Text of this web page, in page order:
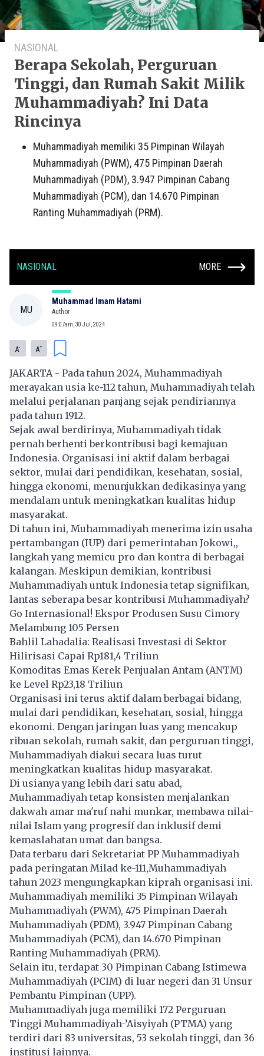
NASIONAL
Berapa Sekolah, Perguruan
Tinggi, dan Rumah Sakit Milik
Muhammadiyah? Ini Data
Rincinya
Muhammadiyah memiliki 35 Pimpinan Wilayah
Muhammadiyah (PWM), 475 Pimpinan Daerah
Muhammadiyah (PDM), 3.947 Pimpinan Cabang
Muhammadiyah (PCM), dan 14.670 Pimpinan
Ranting Muhammadiyah (PRM).
NASIONAL MORE
MU
Muhammad Imam Hatami
Author
09:07am, 30 Jul, 2024
A- A+
JAKARTA - Pada tahun 2024, Muhammadiyah
merayakan usia ke-112 tahun, Muhammadiyah telah
melalui perjalanan panjang sejak pendiriannya
pada tahun 1912.
Sejak awal berdirinya, Muhammadiyah tidak
pernah berhenti berkontribusi bagi kemajuan
Indonesia. Organisasi ini aktif dalam berbagai
sektor, mulai dari pendidikan, kesehatan, sosial,
hingga ekonomi, menunjukkan dedikasinya yang
mendalam untuk meningkatkan kualitas hidup
masyarakat.
Di tahun ini, Muhammadiyah menerima izin usaha
pertambangan (IUP) dari pemerintahan Jokowi,,
langkah yang memicu pro dan kontra di berbagai
kalangan. Meskipun demikian, kontribusi
Muhammadiyah untuk Indonesia tetap signifikan,
lantas seberapa besar kontribusi Muhammadiyah?
Go Internasional! Ekspor Produsen Susu Cimory
Melambung 105 Persen
Bahlil Lahadalia: Realisasi Investasi di Sektor
Hilirisasi Capai Rp181,4 Triliun
Komoditas Emas Kerek Penjualan Antam (ANTM)
ke Level Rp23,18 Triliun
Organisasi ini terus aktif dalam berbagai bidang,
mulai dari pendidikan, kesehatan, sosial, hingga
ekonomi. Dengan jaringan luas yang mencakup
ribuan sekolah, rumah sakit, dan perguruan tinggi,
Muhammadiyah diakui secara luas turut
meningkatkan kualitas hidup masyarakat.
Di usianya yang lebih dari satu abad,
Muhammadiyah tetap konsisten menjalankan
dakwah amar ma'ruf nahi munkar, membawa nilai-
nilai Islam yang progresif dan inklusif demi
kemaslahatan umat dan bangsa.
Data terbaru dari Sekretariat PP Muhammadiyah
pada peringatan Milad ke-111,Muhammadiyah
tahun 2023 mengungkapkan kiprah organisasi ini.
Muhammadiyah memiliki 35 Pimpinan Wilayah
Muhammadiyah (PWM), 475 Pimpinan Daerah
Muhammadiyah (PDM), 3.947 Pimpinan Cabang
Muhammadiyah (PCM), dan 14.670 Pimpinan
Ranting Muhammadiyah (PRM).
Selain itu, terdapat 30 Pimpinan Cabang Istimewa
Muhammadiyah (PCIM) di luar negeri dan 31 Unsur
Pembantu Pimpinan (UPP).
Muhammadiyah juga memiliki 172 Perguruan
Tinggi Muhammadiyah-’Aisyiyah (PTMA) yang
terdiri dari 83 universitas, 53 sekolah tinggi, dan 36
institusi lainnya.